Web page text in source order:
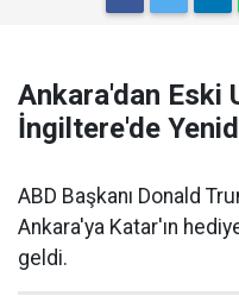
Ankara'dan Eski
İngiltere'de
ABD Başkanı Donald
Ankara'ya Katar'ın
geldi.